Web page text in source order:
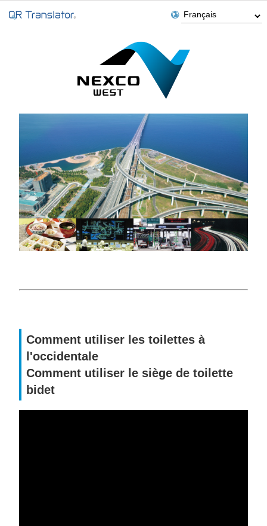
Comment utiliser les toilettes à
l'occidentale
Comment utiliser le siège de toilette
bidet